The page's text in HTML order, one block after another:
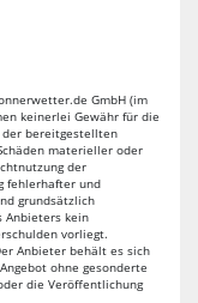
GmbH (im
keinerlei Gewähr für die
bereitgestellten
materieller oder
der
fehlerhafter und
grundsätzlich
Anbieters kein
vorliegt.
Anbieter behält es sich
ohne gesonderte
die Veröffentlichung